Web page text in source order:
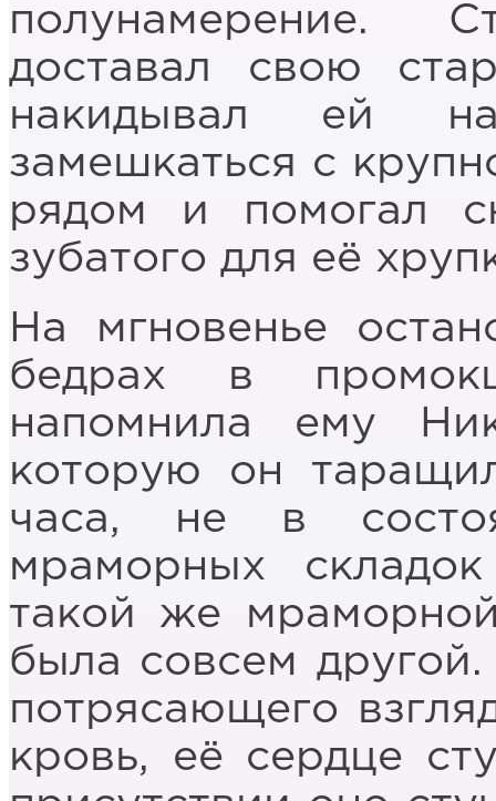
полунамерение.
доставал свою
накидывал ей
замешкаться с
рядом и помогал
зубатого для её
На мгновенье
бедрах в
напомнила ему
которую он
часа, не в
мраморных
такой же
была совсем
потрясающего
кровь, её сердце